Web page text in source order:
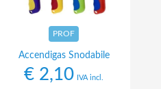
PROF
Accendigas Snodabile
€ 2,10 IVA incl.